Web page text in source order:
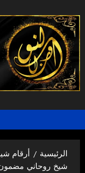
إلى
المحتوى
الرئيسية
أرقام
شيخ روحاني